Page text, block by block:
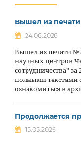
Вышел из печати
24.06.2026
Вышел из печати
научных центров
сотрудничества”
полными текстами
ознакомиться в
Продолжается
15.05.2026